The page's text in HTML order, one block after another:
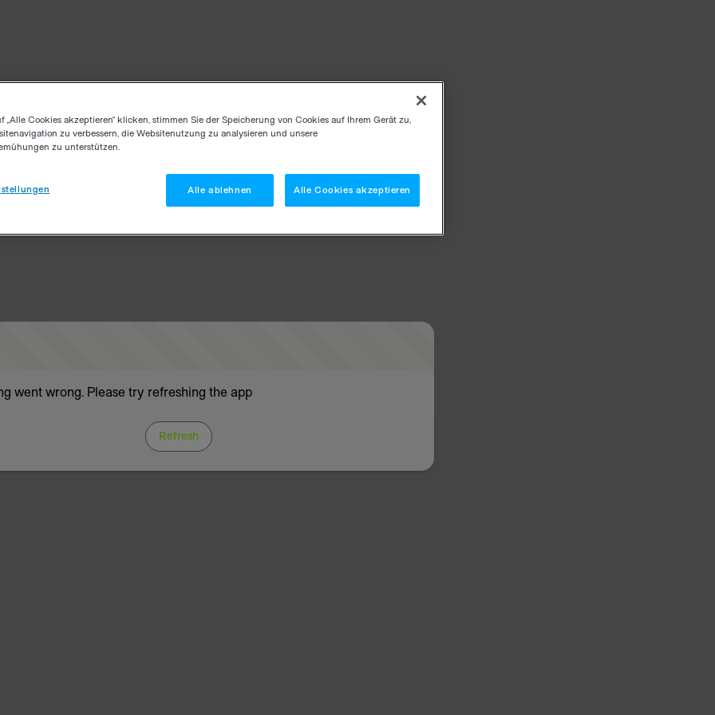
went wrong. Please try refreshing the app
Refresh
„Alle Cookies akzeptieren“ klicken, stimmen Sie der Speicherung von Cookies auf Ihrem Gerät zu,
zu verbessern, die Websitenutzung zu analysieren und unsere
zu unterstützen.
Alle ablehnen Alle Cookies akzeptieren